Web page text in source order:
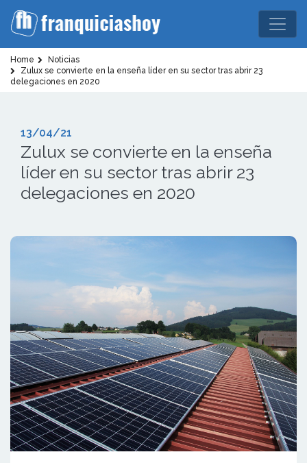
Home
Noticias
Zulux se convierte en la enseña líder en su sector tras abrir 23
delegaciones en 2020
13/04/21
Zulux se convierte en la enseña
líder en su sector tras abrir 23
delegaciones en 2020